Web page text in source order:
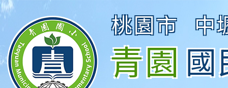
桃園市 中
青園國